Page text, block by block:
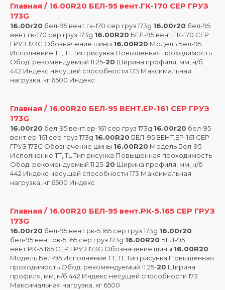
Главная / 16.00R20 БЕЛ-95 вент.ГК-170 СЕР ГРУЗ
173G
16.00r20 бел-95 вент.гк-170 сер груз 173g 16.00r20 бел-95
вент.гк-170 сер груз 173g 16.00R20 БЕЛ-95 вент.ГК-170 СЕР
ГРУЗ 173G Обозначение шины 16.00R20 Модель Бел-95
Исполнение TT, TL Тип рисунка Повышенная проходимость
Обод: рекомендуемый 11.25-20 Ширина профиля, мм, н/б
442 Индекс несущей способности 173 Максимальная
нагрузка, кг 6500 Индекс
Главная / 16.00R20 БЕЛ-95 ВЕНТ.ЕР-161 СЕР ГРУЗ
173G
16.00r20 бел-95 вент.ер-161 сер груз 173g 16.00r20 бел-95
вент.ер-161 сер груз 173g 16.00R20 БЕЛ-95 ВЕНТ.ЕР-161 СЕР
ГРУЗ 173G Обозначение шины 16.00R20 Модель Бел-95
Исполнение TT, TL Тип рисунка Повышенная проходимость
Обод: рекомендуемый 11.25-20 Ширина профиля, мм, н/б
442 Индекс несущей способности 173 Максимальная
нагрузка, кг 6500 Индекс
Главная / 16.00R20 БЕЛ-95 вент.РК-5.165 СЕР ГРУЗ
173G
16.00r20 бел-95 вент.рк-5.165 сер груз 173g 16.00r20
бел-95 вент.рк-5.165 сер груз 173g 16.00R20 БЕЛ-95
вент.РК-5.165 СЕР ГРУЗ 173G Обозначение шины 16.00R20
Модель Бел-95 Исполнение TT, TL Тип рисунка Повышенная
проходимость Обод: рекомендуемый 11.25-20 Ширина
профиля, мм, н/б 442 Индекс несущей способности 173
Максимальная нагрузка, кг 6500